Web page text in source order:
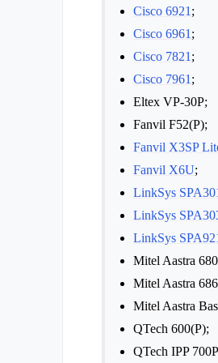
Cisco 6921 ;
Cisco 6961 ;
Cisco 7821 ;
Cisco 7961 ;
Eltex VP-30P;
Fanvil F52(P);
Fanvil X3SP
Fanvil X6U;
LinkSys
LinkSys
LinkSys
Mitel Aastra
Mitel Aastra
Mitel Aastra
QTech 600(P);
QTech IPP